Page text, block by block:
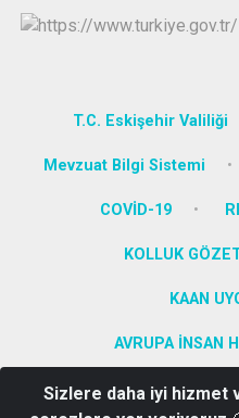
T.C. Eskişehir Valiliği
Mevzuat Bilgi Sistemi
COVİD-19
KOLLUK
KAAN
AVRUPA İNSAN
İstiklal Mahalllesi Atatürk
Sizlere daha iyi hizmet